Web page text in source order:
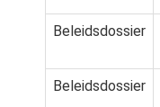
Beleidsdossier
Beleidsdossier